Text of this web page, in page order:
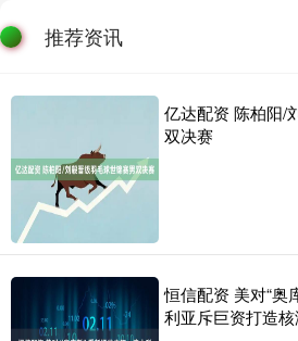
推荐资讯
亿达配资 陈柏阳/
双决赛
恒信配资 美对“奥
利亚斥巨资打造